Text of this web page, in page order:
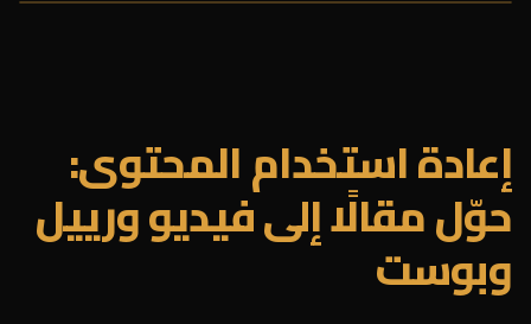
إعادة استخدام المحتوى:
حوّل مقالًا إلى فيديو ورييل
وبوست